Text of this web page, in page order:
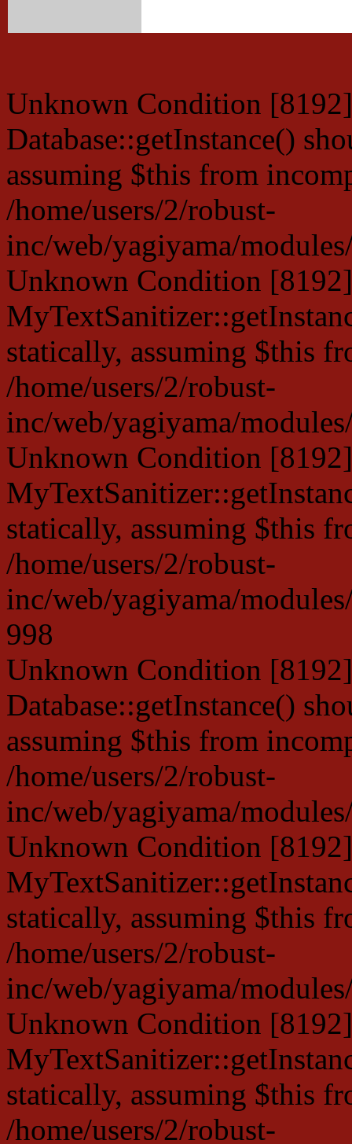
Unknown Condition
Database::getInstance()
assuming $this from
/home/users/2/robust-
inc/web/yagiyama/
Unknown Condition
statically, assuming $this
/home/users/2/robust-
inc/web/yagiyama/
Unknown Condition
statically, assuming $this
/home/users/2/robust-
inc/web/yagiyama/
998
Unknown Condition
Database::getInstance()
assuming $this from
/home/users/2/robust-
inc/web/yagiyama/
Unknown Condition
statically, assuming $this
/home/users/2/robust-
inc/web/yagiyama/
Unknown Condition
statically, assuming $this
/home/users/2/robust-